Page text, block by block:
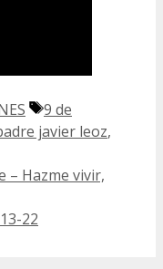
Etiquetas
9 de
javier leoz,
– Hazme vivir,
22